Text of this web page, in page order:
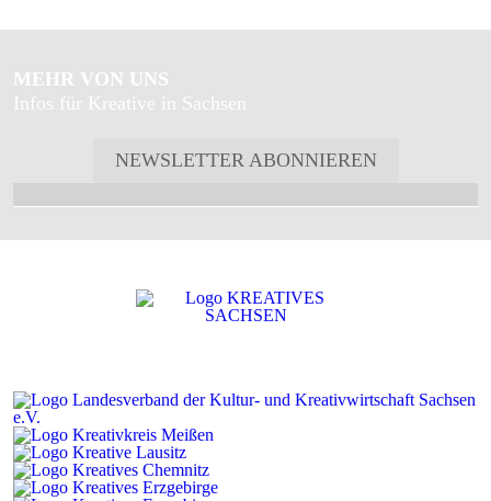
MEHR VON UNS
Infos für Kreative in Sachsen
NEWSLETTER ABONNIEREN